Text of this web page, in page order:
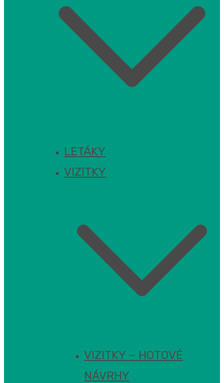
LETÁKY
VIZITKY
VIZITKY – HOTOVÉ
NÁVRHY